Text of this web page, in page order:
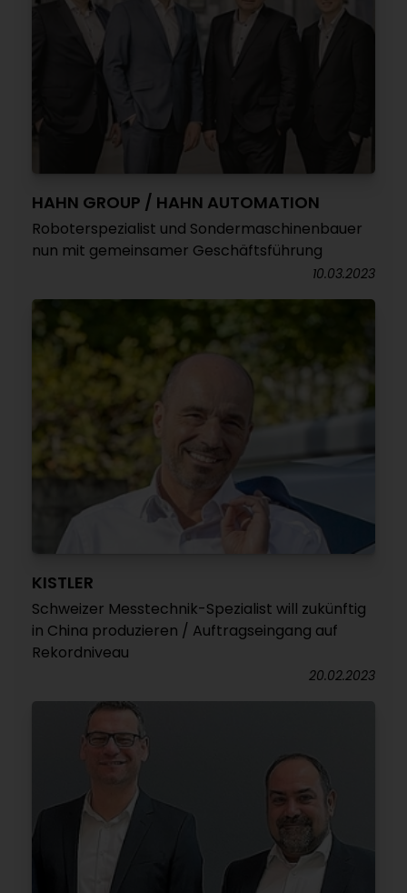
HAHN GROUP / HAHN AUTOMATION
Roboterspezialist und Sondermaschinenbauer
nun mit gemeinsamer Geschäftsführung
10.03.2023
KISTLER
Schweizer Messtechnik-Spezialist will zukünftig
in China produzieren / Auftragseingang auf
Rekordniveau
20.02.2023